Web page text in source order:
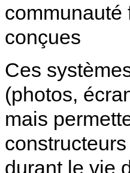
communauté
conçues
Ces
(photos,
mais
durant le vie